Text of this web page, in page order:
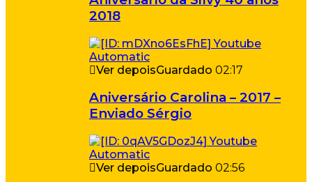
2018
Ver depoisGuardado 02:17
Aniversário Carolina – 2017 –
Enviado Sérgio
Ver depoisGuardado 02:56